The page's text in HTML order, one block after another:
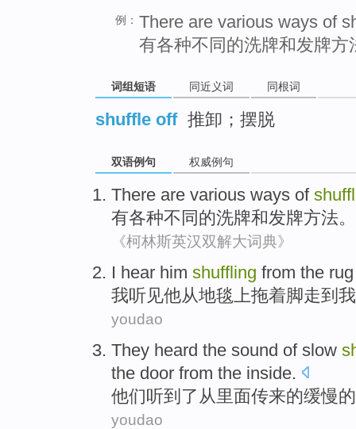
例： There are various ways of
有各种不同的洗牌和发牌方
词组短语 同近义词 同根词
shuffle off 推卸；摆脱
双语例句 权威例句
There are various ways of
有各种不同 的洗牌和发牌方法。
《柯林斯英汉双解大词典》
I hear him shuffling from the rug
我听见他从地毯上拖着脚走到 我
youdao
They heard the sound of slow
the door from the inside.
他们听到 了 从 里面传来的缓慢的
youdao